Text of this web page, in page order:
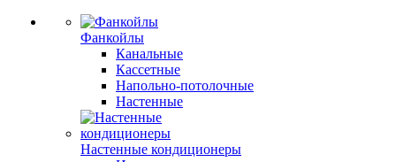
Фанкойлы
Канальные
Кассетные
Напольно-потолочные
Настенные
Настенные кондиционеры